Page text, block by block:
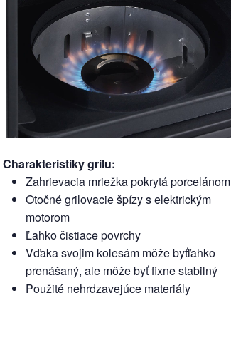
Charakteristiky grilu:
Zahrievacia mriežka pokrytá porcelánom
Otočné grilovacie špízy s elektrickým
motorom
Ľahko čistiace povrchy
Vďaka svojim kolesám môže byťľahko
prenášaný, ale môže byť fixne stabilný
Použité nehrdzavejúce materiály